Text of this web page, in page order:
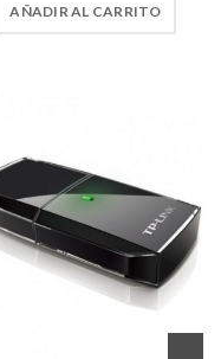
AÑADIR AL CARRITO